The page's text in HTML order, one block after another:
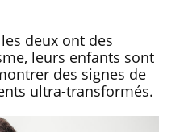
deux ont des
leurs enfants sont
des signes de
ultra-transformés.